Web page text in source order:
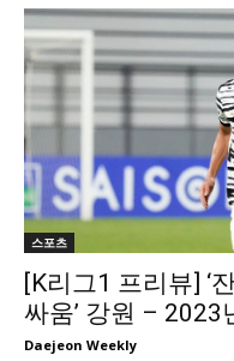
스포츠
[K리그1 프리뷰] ‘
싸움’ 강원 – 2023
Daejeon Weekly